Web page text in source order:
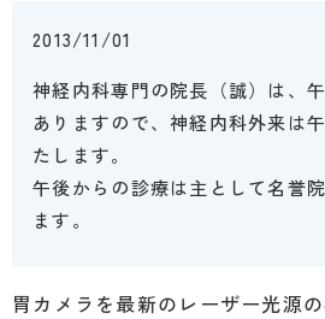
2013/11/01
神経内科専門の院長（誠）は、
ありますので、神経内科外来は
たします。
午後からの診療は主として名誉
ます。
胃カメラを最新のレーザー光源